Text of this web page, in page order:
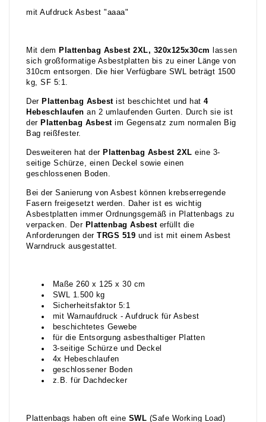
mit Aufdruck Asbest "aaaa"
Mit dem Plattenbag Asbest 2XL, 320x125x30cm
lassen
sich großformatige Asbestplatten bis zu einer Länge von
310cm entsorgen. Die hier Verfügbare SWL beträgt 1500
kg, SF 5:1.
DerPlattenbag Asbest ist beschichtet und hat 4
Hebeschlaufen an 2 umlaufenden Gurten. Durch sie ist
der Plattenbag Asbest im Gegensatz zum normalen Big
Bag reißfester.
Desweiteren hat derPlattenbag Asbest 2XL eine 3-
seitige Schürze, einen Deckel sowie einen
geschlossenen Boden.
Bei der Sanierung von Asbest können krebserregende
Fasern freigesetzt werden. Daher ist es wichtig
Asbestplatten immer Ordnungsgemäß in Plattenbags zu
verpacken. Der Plattenbag Asbest erfüllt die
Anforderungen der TRGS 519 und ist mit einem Asbest
Warndruck ausgestattet.
Maße 260 x 125 x 30 cm
SWL 1.500 kg
Sicherheitsfaktor 5:1
mit Warnaufdruck - Aufdruck für Asbest
beschichtetes Gewebe
für die Entsorgung asbesthaltiger Platten
3-seitige Schürze und Deckel
4x Hebeschlaufen
geschlossener Boden
z.B. für Dachdecker
Plattenbags haben oft eine SWL (Safe Working Load)